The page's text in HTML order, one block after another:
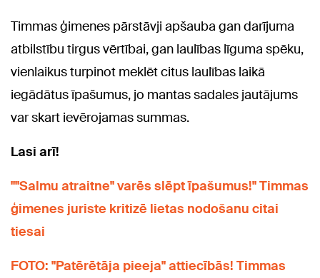
Timmas ģimenes pārstāvji apšauba gan darījuma
atbilstību tirgus vērtībai, gan laulības līguma spēku,
vienlaikus turpinot meklēt citus laulības laikā
iegādātus īpašumus, jo mantas sadales jautājums
var skart ievērojamas summas.
Lasi arī!
""Salmu atraitne" varēs slēpt īpašumus!" Timmas
ģimenes juriste kritizē lietas nodošanu citai
tiesai
FOTO: "Patērētāja pieeja" attiecībās! Timmas